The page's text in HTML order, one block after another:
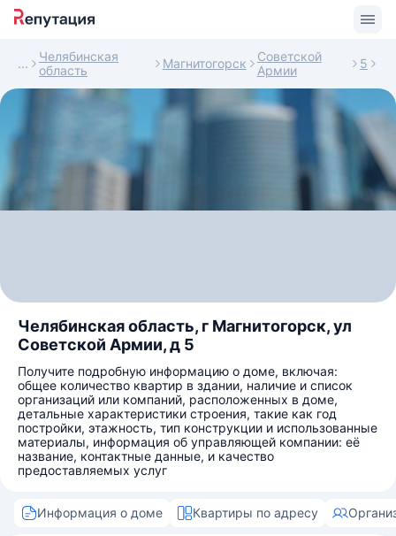
Челябинская
область
Магнитогорск
Советской
Армии
5
Челябинская область, г Магнитогорск, ул
Советской Армии, д 5
Получите подробную информацию о доме, включая:
общее количество квартир в здании, наличие и список
организаций или компаний, расположенных в доме,
детальные характеристики строения, такие как год
постройки, этажность, тип конструкции и использованные
материалы, информация об управляющей компании: её
название, контактные данные, и качество
предоставляемых услуг
Информация о доме Квартиры по адресу